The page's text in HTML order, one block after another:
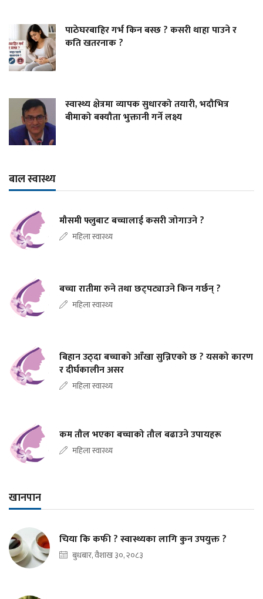
पाठेघरबाहिर गर्भ किन बस्छ ? कसरी थाहा पाउने र
कति खतरनाक ?
स्वास्थ्य क्षेत्रमा व्यापक सुधारको तयारी, भदौभित्र
बीमाको बक्यौता भुक्तानी गर्ने लक्ष्य
बाल स्वास्थ्य
मौसमी फ्लुबाट बच्चालाई कसरी जोगाउने ?
महिला स्वास्थ्य
बच्चा रातीमा रुने तथा छट्पट्याउने किन गर्छन् ?
महिला स्वास्थ्य
बिहान उठ्दा बच्चाको आँखा सुन्निएको छ ? यसको कारण
र दीर्घकालीन असर
महिला स्वास्थ्य
कम तौल भएका बच्चाको तौल बढाउने उपायहरू
महिला स्वास्थ्य
खानपान
चिया कि कफी ? स्वास्थ्यका लागि कुन उपयुक्त ?
बुधबार, वैशाख ३०, २०८३